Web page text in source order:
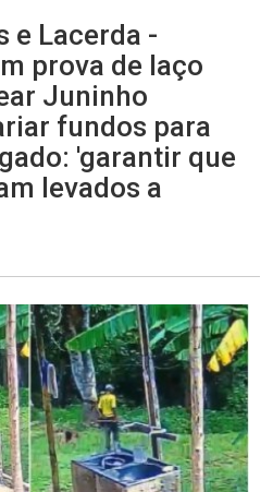
e Lacerda -
prova de laço
Juninho
fundos para
'garantir que
levados a